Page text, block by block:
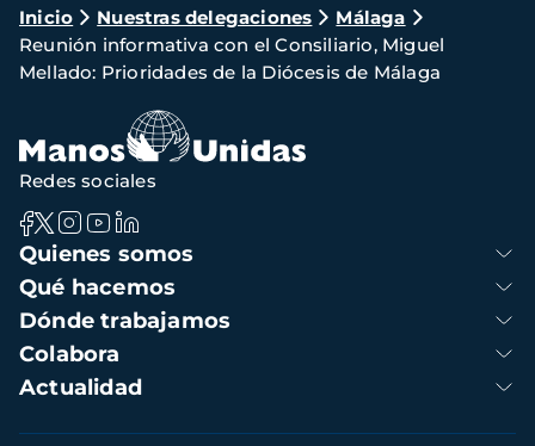
Ruta
de
navegación
Inicio Nuestras delegaciones
Málaga
Reunión informativa con el Consiliario, Miguel
Mellado: Prioridades de la Diócesis de Málaga
Navegación
principal
Quienes somos
Qué hacemos
Dónde trabajamos
Colabora
Actualidad
Redes sociales